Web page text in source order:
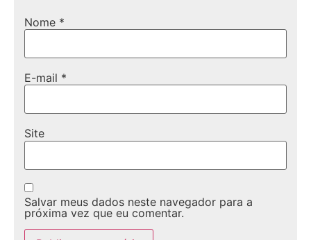
Nome *
E-mail *
Site
Salvar meus dados neste navegador para a
próxima vez que eu comentar.